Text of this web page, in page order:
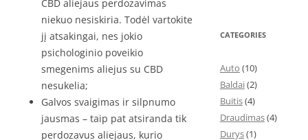
CBD aliejaus perdozavimas
niekuo nesiskiria. Todėl vartokite
jį atsakingai, nes jokio
psichologinio poveikio
smegenims aliejus su CBD
nesukelia;
Galvos svaigimas ir silpnumo
jausmas – taip pat atsiranda tik
perdozavus aliejaus, kurio
CATEGORIES
Auto (10)
Baldai(2)
Buitis(4)
Draudimas(4)
Durys(1)